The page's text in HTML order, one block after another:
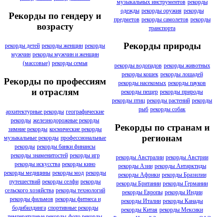
Рекорды по гендеру и
возрасту
рекорды детей рекорды женщин рекорды
мужчин рекорды мужчин и женщин
(массовые) рекорды семья
Рекорды по профессиям
и отраслям
архитектурные рекорды географические
рекорды железнодорожные рекорды
зимние рекорды космические рекорды
музыкальные рекорды профессиональные
рекорды рекорды банки финансы
рекорды знаменитостей рекорды игр
рекорды искусства рекорды кино
рекорды медицины рекорды мод рекорды
путешествий рекорды селфи рекорды
сельского хозяйства рекорды технологий
рекорды фильмов рекорды фитнеса и
бодибилдинга спортивные рекорды
музыкальных инструментов рекорды
одежды рекорды оружия рекорды
предметов рекорды самолетов рекорды
транспорта
Рекорды природы
рекорды водопадов рекорды животных
рекорды кошек рекорды лошадей
рекорды насекомых рекорды пауков
рекорды пещер рекорды природы
рекорды птиц рекорды растений рекорды
рыб рекорды собак
Рекорды по странам и
регионам
рекорды Австралии рекорды Австрии
рекорды Азии рекорды Антарктиды
рекорды Африки рекорды Бразилии
рекорды Британии рекорды Германии
рекорды Европы рекорды Индии
рекорды Италии рекорды Канады
рекорды Китая рекорды Мексики